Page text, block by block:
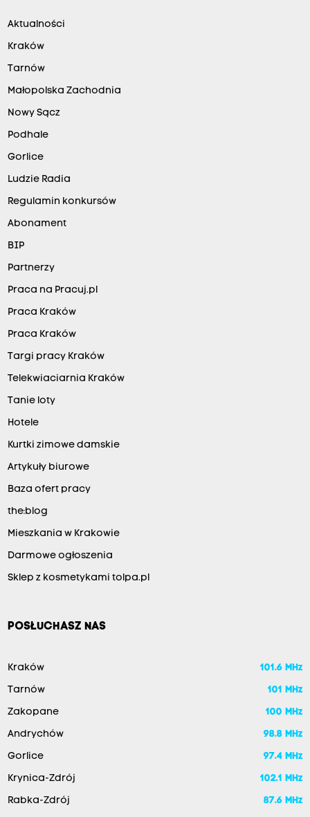
Aktualności
Kraków
Tarnów
Małopolska Zachodnia
Nowy Sącz
Podhale
Gorlice
Ludzie Radia
Regulamin konkursów
Abonament
BIP
Partnerzy
Praca na Pracuj.pl
Praca Kraków
Praca Kraków
Targi pracy Kraków
Telekwiaciarnia Kraków
Tanie loty
Hotele
Kurtki zimowe damskie
Artykuły biurowe
Baza ofert pracy
the:blog
Mieszkania w Krakowie
Darmowe ogłoszenia
Sklep z kosmetykami tolpa.pl
POSŁUCHASZ NAS
Kraków 101.6 MHz
Tarnów 101 MHz
Zakopane 100 MHz
Andrychów 98.8 MHz
Gorlice 97.4 MHz
Krynica-Zdrój 102.1 MHz
Rabka-Zdrój 87.6 MHz